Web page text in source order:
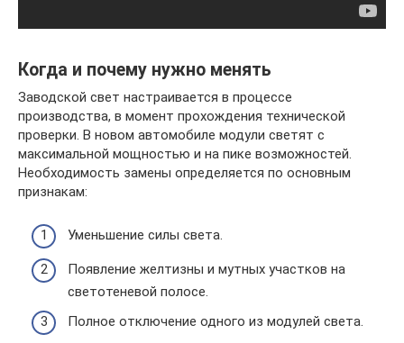
Когда и почему нужно менять
Заводской свет настраивается в процессе
производства, в момент прохождения технической
проверки. В новом автомобиле модули светят с
максимальной мощностью и на пике возможностей.
Необходимость замены определяется по основным
признакам:
Уменьшение силы света.
Появление желтизны и мутных участков на
светотеневой полосе.
Полное отключение одного из модулей света.